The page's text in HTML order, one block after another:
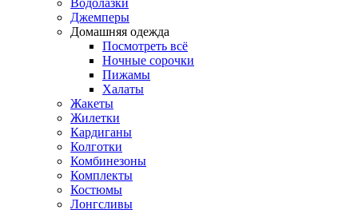
Джемперы
Домашняя одежда
Посмотреть всё
Ночные сорочки
Пижамы
Халаты
Жакеты
Жилетки
Кардиганы
Колготки
Комбинезоны
Комплекты
Костюмы
Лонгсливы